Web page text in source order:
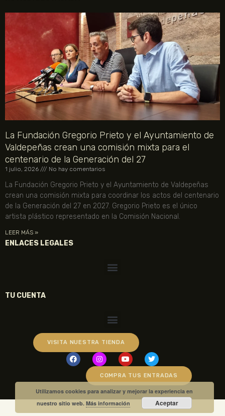
La Fundación Gregorio Prieto y el Ayuntamiento de
Valdepeñas crean una comisión mixta para el
centenario de la Generación del 27
1 julio, 2026 No hay comentarios
La Fundación Gregorio Prieto y el Ayuntamiento de Valdepeñas
crean una comisión mixta para coordinar los actos del centenario
de la Generación del 27 en 2027. Gregorio Prieto es el único
artista plástico representado en la Comisión Nacional.
LEER MÁS »
ENLACES LEGALES
TU CUENTA
VISITA NUESTRA TIENDA
COMPRA TUS ENTRADAS
Utilizamos cookies para analizar y mejorar la experiencia en
nuestro sitio web.Más información Aceptar